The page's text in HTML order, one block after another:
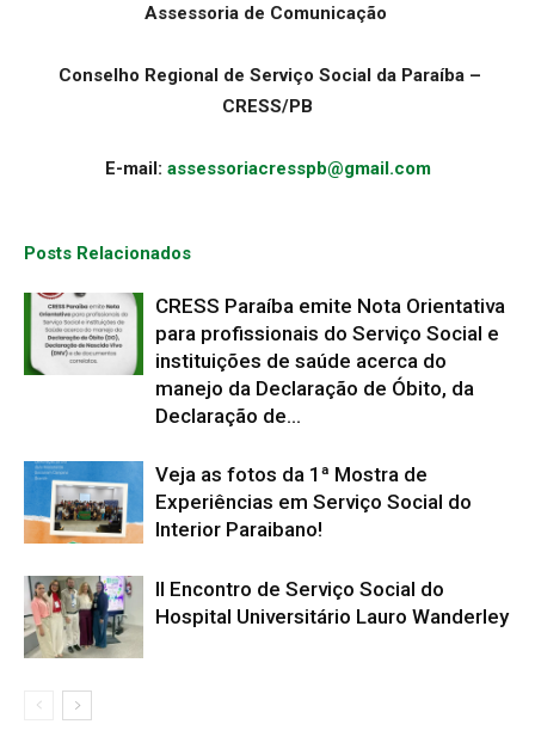
Assessoria de Comunicação
Conselho Regional de Serviço Social da Paraíba –
CRESS/PB
E-mail: assessoriacresspb@gmail.com
Posts Relacionados
CRESS Paraíba emite Nota Orientativa
para profissionais do Serviço Social e
instituições de saúde acerca do
manejo da Declaração de Óbito, da
Declaração de...
Veja as fotos da 1ª Mostra de
Experiências em Serviço Social do
Interior Paraibano!
II Encontro de Serviço Social do
Hospital Universitário Lauro Wanderley